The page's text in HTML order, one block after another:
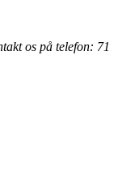
os på telefon: 71